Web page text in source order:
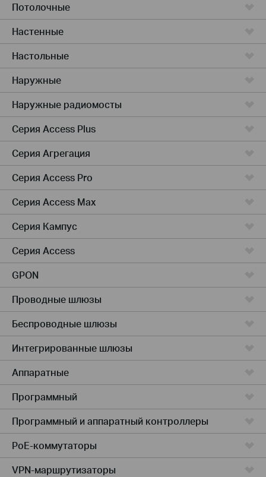
Потолочные
Настенные
Настольные
Наружные
Наружные радиомосты
Серия Access Plus
Серия Агрегация
Серия Access Pro
Серия Access Max
Серия Кампус
Серия Access
GPON
Проводные шлюзы
Беспроводные шлюзы
Интегрированные шлюзы
Аппаратные
Программный
Программный и аппаратный контроллеры
PoE-коммутаторы
VPN-маршрутизаторы